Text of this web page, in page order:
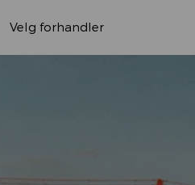
Velg forhandler